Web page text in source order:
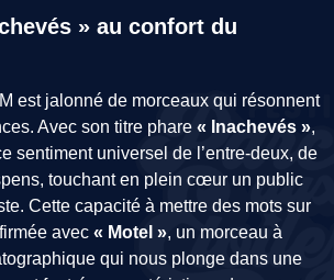
» au confort du
est jalonné de morceaux qui résonnent
Avec son titre phare « Inachevés »,
sentiment universel de l’entre-deux, de
touchant en plein cœur un public
Cette capacité à mettre des mots sur
avec « Motel », un morceau à
qui nous plonge dans une